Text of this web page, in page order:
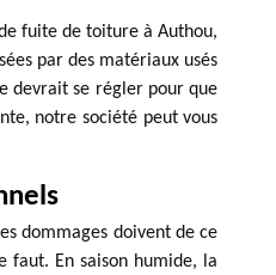
fuite de toiture à Authou,
par des matériaux usés
devrait se régler pour que
notre société peut vous
dommages doivent de ce
En saison humide, la